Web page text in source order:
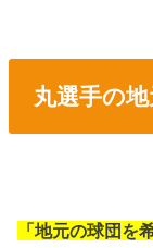
丸選手の
「地元の球団を